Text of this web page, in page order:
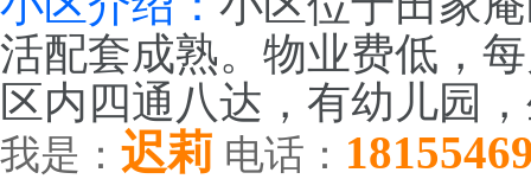
活配套成熟。物业费低，
区内四通八达，有幼儿园
我是： 迟莉 电话：